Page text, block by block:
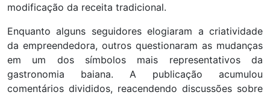
modificação da receita tradicional.
Enquanto alguns seguidores elogiaram a criatividade
da empreendedora, outros questionaram as mudanças
em um dos símbolos mais representativos da
gastronomia baiana. A publicação acumulou
comentários divididos, reacendendo discussões sobre